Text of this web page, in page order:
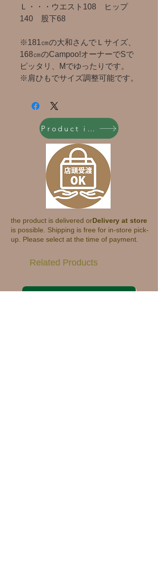
Ｌ・・・ウエスト108 ヒップ
140 股下68
※181㎝の大和さんでＬサイズ、
168㎝のCampoo!オーナーでSで
ピッタリ、Mでゆったりです。
※肩ひもでサイズ調整可能です。
Product inquiry
the product is delivered orDelivery at store
is possible. Shipping is free for in-store pick-
up. Please select at the time of payment.
Related Products